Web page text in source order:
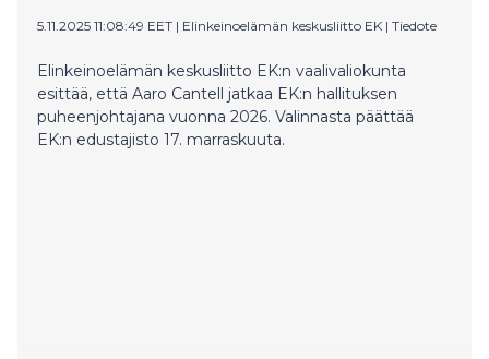
5.11.2025 11:08:49 EET | Elinkeinoelämän keskusliitto EK | Tiedote
Elinkeinoelämän keskusliitto EK:n vaalivaliokunta
esittää, että Aaro Cantell jatkaa EK:n hallituksen
puheenjohtajana vuonna 2026. Valinnasta päättää
EK:n edustajisto 17. marraskuuta.